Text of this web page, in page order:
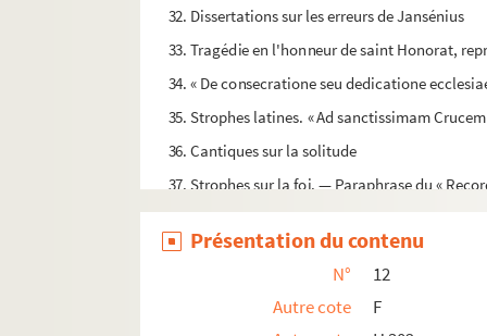
32. Dissertations sur les erreurs de Jansénius
33. Tragédie en l'honneur de saint Honorat,
34. « De consecratione seu dedicatione
35. Strophes latines. « Ad sanctissimam
36. Cantiques sur la solitude
37. Strophes sur la foi. — Paraphrase du «
38. Litanies de saint Antoine le Grand
39. « Apparatus ad vitam S. P. Augustini, per
40. Strophes en l'honneur de saint Hilaire
41. Légende de saint Pierre d'Alexandrie
Présentation du contenu
N°
12
Autre cote
F